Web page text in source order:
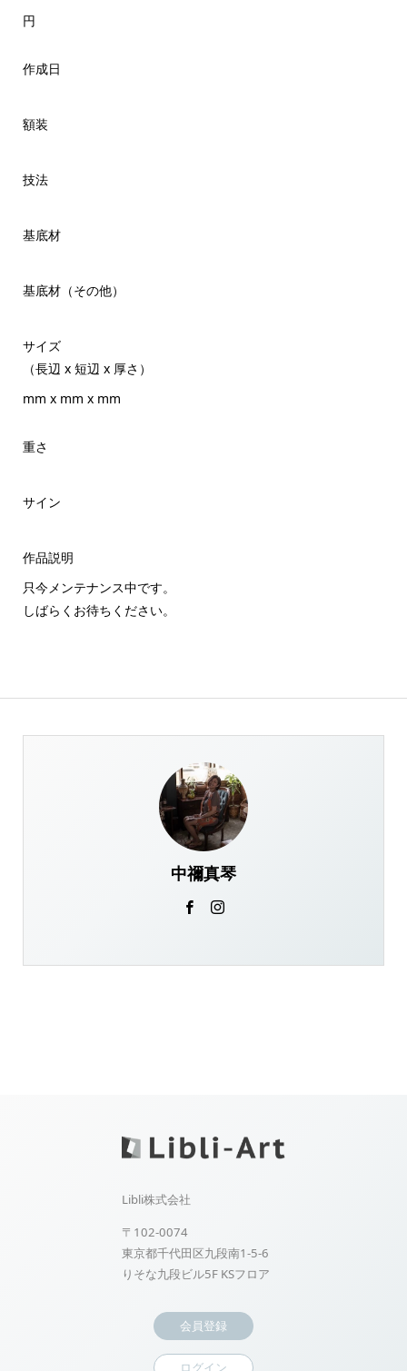
円
作成日
額装
技法
基底材
基底材（その他）
サイズ
（長辺 x 短辺 x 厚さ）
mm x mm x mm
重さ
サイン
作品説明
只今メンテナンス中です。
しばらくお待ちください。
中禰真琴
Libli株式会社
〒102-0074
東京都千代田区九段南1-5-6
りそな九段ビル5F KSフロア
会員登録
ログイン